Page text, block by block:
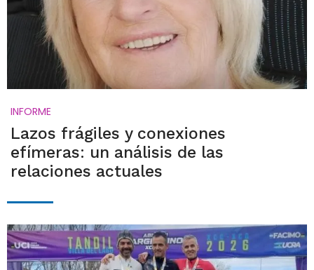
INFORME
Lazos frágiles y conexiones
efímeras: un análisis de las
relaciones actuales